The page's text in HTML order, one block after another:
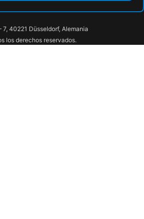
7, 40221 Düsseldorf, Alemania
los derechos reservados.